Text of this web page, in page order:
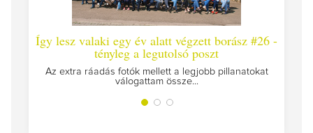
Így lesz valaki egy év alatt végzett borász #26 -
tényleg a legutolsó poszt
Az extra ráadás fotók mellett a legjobb pillanatokat
válogattam össze...